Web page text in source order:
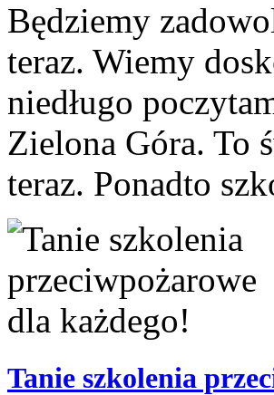
Będziemy
teraz. Wiemy
niedługo
Zielona Góra. To
teraz. Ponadto
Tanie szkolenia